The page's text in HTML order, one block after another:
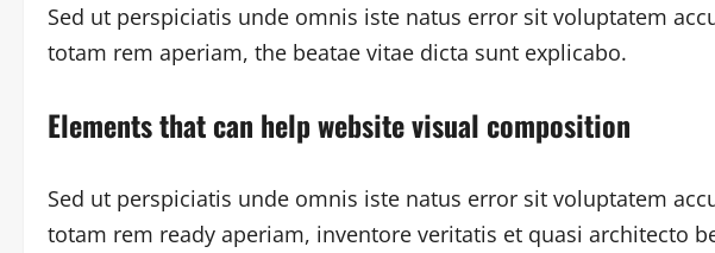
Sed ut perspiciatis unde omnis iste natus error sit voluptatem
totam rem aperiam, the beatae vitae dicta sunt explicabo.
Elements that can help website visual composition
Sed ut perspiciatis unde omnis iste natus error sit voluptatem
totam rem ready aperiam, inventore veritatis et quasi architecto